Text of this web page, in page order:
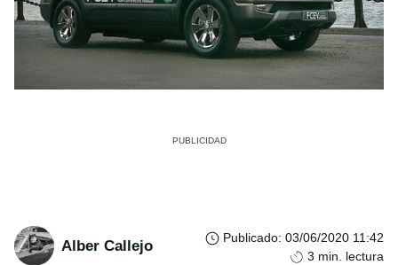
Alber Callejo Publicado: 03/06/2020 11:42
3 min. lectura